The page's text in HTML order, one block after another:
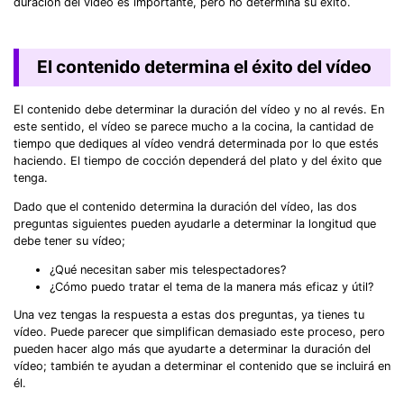
El contenido determina el éxito del vídeo
El contenido debe determinar la duración del vídeo y no al revés. En
este sentido, el vídeo se parece mucho a la cocina, la cantidad de
tiempo que dediques al vídeo vendrá determinada por lo que estés
haciendo. El tiempo de cocción dependerá del plato y del éxito que
tenga.
Dado que el contenido determina la duración del vídeo, las dos
preguntas siguientes pueden ayudarle a determinar la longitud que
debe tener su vídeo;
¿Qué necesitan saber mis telespectadores?
¿Cómo puedo tratar el tema de la manera más eficaz y útil?
Una vez tengas la respuesta a estas dos preguntas, ya tienes tu
vídeo. Puede parecer que simplifican demasiado este proceso, pero
pueden hacer algo más que ayudarte a determinar la duración del
vídeo; también te ayudan a determinar el contenido que se incluirá en
él.